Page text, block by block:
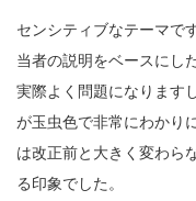
センシティブなテーマで
当者の説明をベースにし
実際よく問題になります
が玉虫色で非常にわかり
は改正前と大きく変わら
る印象でした。